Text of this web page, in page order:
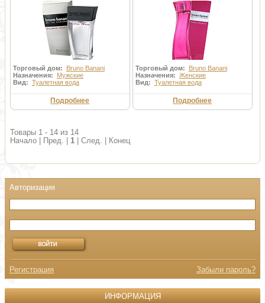
Торговый дом: Bruno Banani
Назначения: Мужские
Вид: Туалетная вода
Подробнее
Торговый дом: Bruno Banani
Назначения: Женские
Вид: Туалетная вода
Подробнее
Товары 1 - 14 из 14
Начало | Пред. | 1 | След. | Конец
Регистрация Забыли пароль?
ИНФОРМАЦИЯ